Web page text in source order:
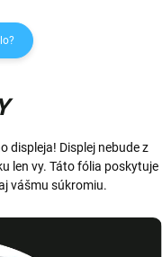
displeja! Displej nebude z
len vy. Táto fólia poskytuje
vášmu súkromiu.